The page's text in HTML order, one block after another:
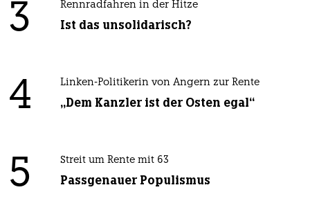
3 Rennradfahren in der Hitze
Ist das unsolidarisch?
4 Linken-Politikerin von Angern zur Rente
„Dem Kanzler ist der Osten egal“
5 Streit um Rente mit 63
Passgenauer Populismus